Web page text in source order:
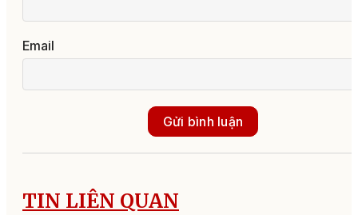
Email
Gửi bình luận
TIN LIÊN QUAN